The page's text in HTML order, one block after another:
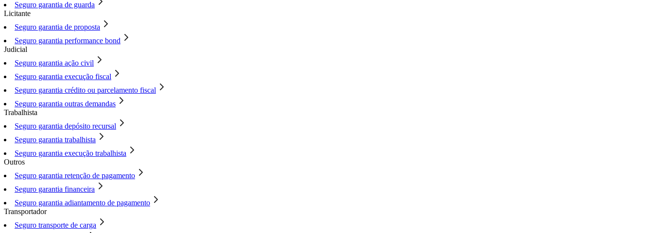
Seguro garantia de guarda
Licitante
Seguro garantia de proposta
Seguro garantia performance bond
Judicial
Seguro garantia ação civil
Seguro garantia execução fiscal
Seguro garantia crédito ou parcelamento fiscal
Seguro garantia outras demandas
Trabalhista
Seguro garantia depósito recursal
Seguro garantia trabalhista
Seguro garantia execução trabalhista
Outros
Seguro garantia retenção de pagamento
Seguro garantia financeira
Seguro garantia adiantamento de pagamento
Transportador
Seguro transporte de carga